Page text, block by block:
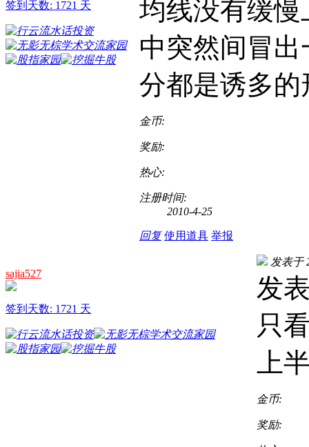
签到天数: 1721 天
均线没有缓
中突然间冒
分都是诱多的
金币:
奖励:
热心:
注册时间:
2010-4-25
回复 使用道具 举报
sajia527
签到天数: 1721 天
发表于
发
只
上
金币:
奖励: